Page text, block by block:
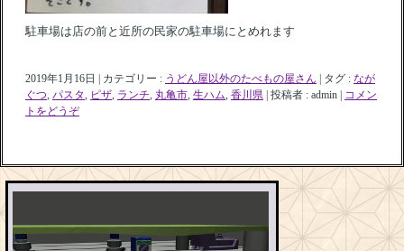
駐車場は店の前と近所の民家の駐車場にとめれます
2019年1月16日 カテゴリー : うどん屋以外のたべもの屋さん タグ : なが
ぐつ, パスタ, ピザ, ランチ, 丸亀市, 生ハム, 香川県 投稿者 : admin
コメン
トをどうぞ